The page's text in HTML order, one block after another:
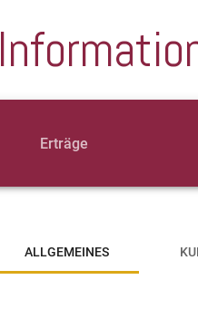
Erträge
ALLGEMEINES